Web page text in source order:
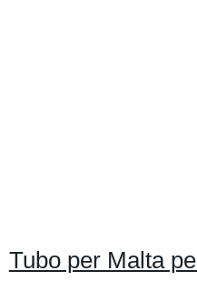
Tubo per Malta